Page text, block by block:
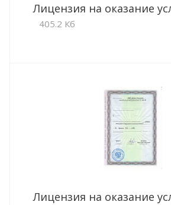
Лицензия на оказание
405.2 Кб
Лицензия на оказание